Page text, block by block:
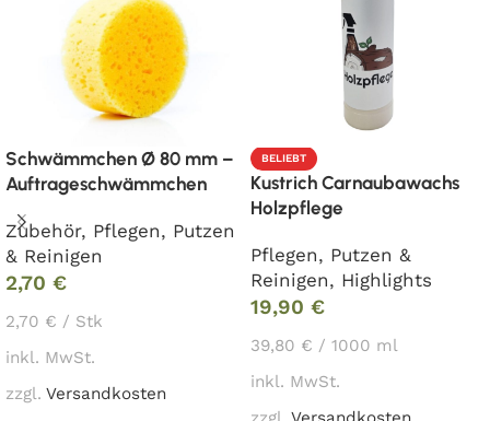
Schwämmchen Ø 80 mm –
Auftrageschwämmchen
Zubehör, Pflegen, Putzen
& Reinigen
2,70 €
2,70 € / Stk
inkl. MwSt.
zzgl. Versandkosten
BELIEBT
Kustrich Carnaubawachs
Holzpflege
Pflegen, Putzen &
Reinigen, Highlights
19,90 €
39,80 € / 1000 ml
inkl. MwSt.